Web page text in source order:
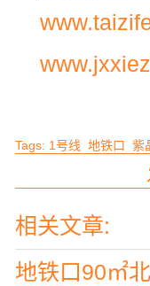
Tags: 1号线 地铁口 紫
相关文章:
地铁口90㎡